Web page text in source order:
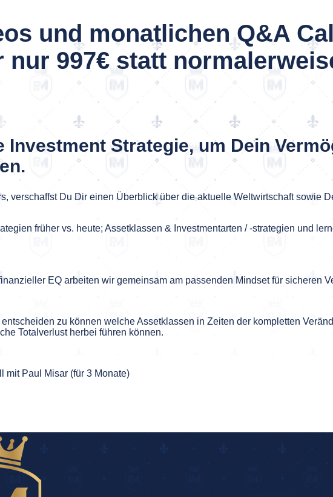
und monatlichen Q&A
nur 997€ statt
Investment Strategie, um Dein
verschaffst Du Dir einen Überblick über die aktuelle Weltwirtschaft sowie
früher vs. heute; Assetklassen & Investmentarten / -strategien und
EQ arbeiten wir gemeinsam am passenden Mindset für sicheren
zu können welche Assetklassen in Zeiten der kompletten
Totalverlust herbei führen können.
mit Paul Misar (für 3 Monate)